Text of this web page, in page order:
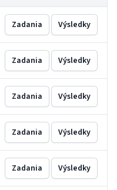
Zadania Výsledky
Zadania Výsledky
Zadania Výsledky
Zadania Výsledky
Zadania Výsledky